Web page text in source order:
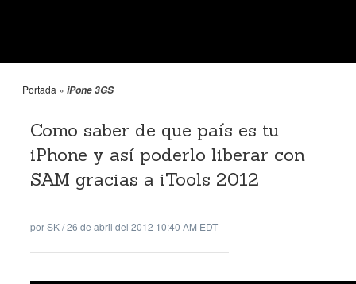
Portada » iPone 3GS
Como saber de que país es tu
iPhone y así poderlo liberar con
SAM gracias a iTools 2012
porSK/26 de abril del 2012 10:40 AM EDT